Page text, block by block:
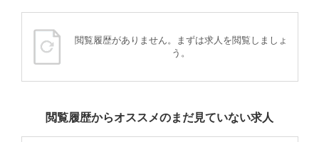
閲覧履歴がありません。まずは求人を閲覧しましょ
う。
閲覧履歴からオススメのまだ見ていない求人